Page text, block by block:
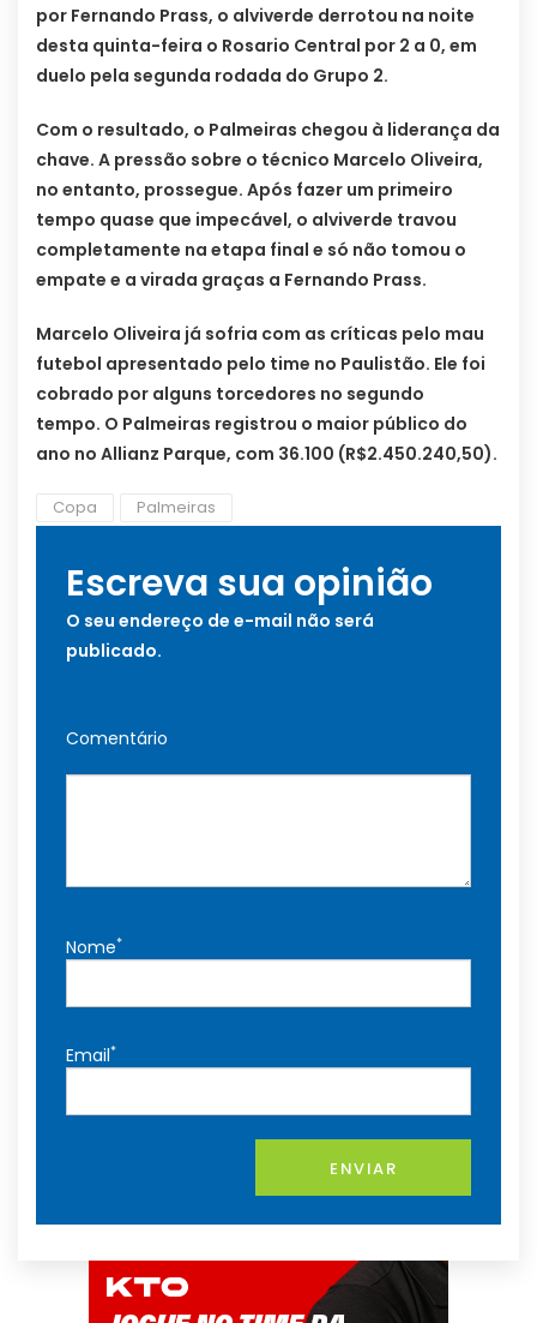
por Fernando Prass, o alviverde derrotou na noite
desta quinta-feira o Rosario Central por 2 a 0, em
duelo pela segunda rodada do Grupo 2.
Com o resultado, o Palmeiras chegou à liderança da
chave. A pressão sobre o técnico Marcelo Oliveira,
no entanto, prossegue. Após fazer um primeiro
tempo quase que impecável, o alviverde travou
completamente na etapa final e só não tomou o
empate e a virada graças a Fernando Prass.
Marcelo Oliveira já sofria com as críticas pelo mau
futebol apresentado pelo time no Paulistão. Ele foi
cobrado por alguns torcedores no segundo
tempo. O Palmeiras registrou o maior público do
ano no Allianz Parque, com 36.100 (R$2.450.240,50).
Copa Palmeiras
Escreva sua opinião
O seu endereço de e-mail não será
publicado.
Comentário
Nome*
Email*
ENVIAR